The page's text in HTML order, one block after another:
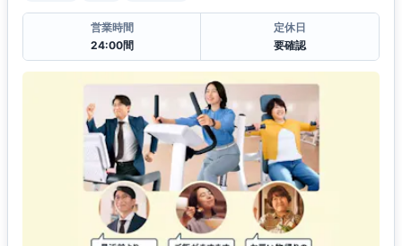
営業時間
24:00間
定休日
要確認